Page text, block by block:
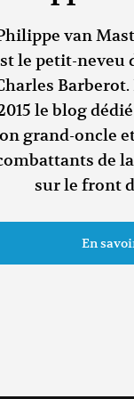
van
le petit-neveu
le blog
grand-oncle
de
sur le front
En